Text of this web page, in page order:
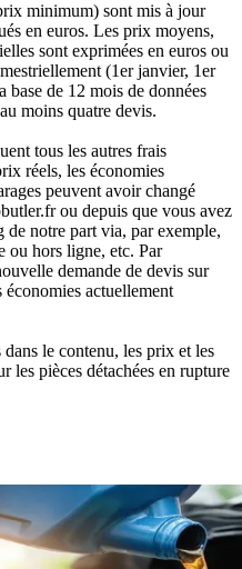
minimum) sont mis à jour
en euros. Les prix moyens,
sont exprimées en euros ou
(1er janvier, 1er
de 12 mois de données
moins quatre devis.
tous les autres frais
réels, les économies
peuvent avoir changé
ou depuis que vous avez
notre part via, par exemple,
ou hors ligne, etc. Par
demande de devis sur
actuellement
dans le contenu, les prix et les
les pièces détachées en rupture